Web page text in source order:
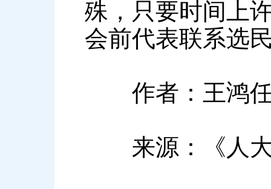
殊，只要时间上
会前代表联系选
作者：王鸿任
来源：《人大